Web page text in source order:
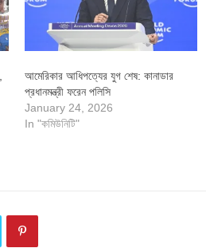
আমেরিকার আধিপত্যের যুগ শেষ: কানাডার
প্রধানমন্ত্রী ফরেন পলিসি
January 24, 2026
In "কমিউনিটি"